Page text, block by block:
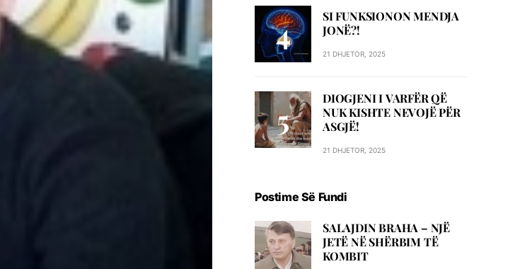
SI FUNKSIONON MENDJA
JONË?!
21 DHJETOR, 2025
DIOGJENI I VARFËR QË
NUK KISHTE NEVOJË PËR
ASGJË!
21 DHJETOR, 2025
Postime Së Fundi
SALAJDIN BRAHA – NJЁ
JETЁ NЁ SHЁRBIM TЁ
KOMBIT